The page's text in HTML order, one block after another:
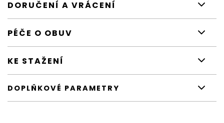
DORUČENÍ A VRÁCENÍ
PÉČE O OBUV
KE STAŽENÍ
DOPLŇKOVÉ PARAMETRY